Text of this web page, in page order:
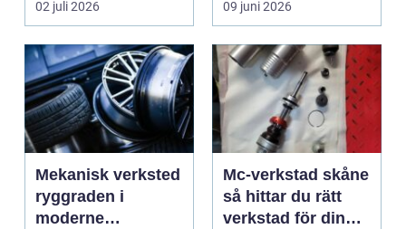
02 juli 2026 09 juni 2026
Mekanisk verksted
ryggraden i
moderne
Mc-verkstad skåne
så hittar du rätt
verkstad för din